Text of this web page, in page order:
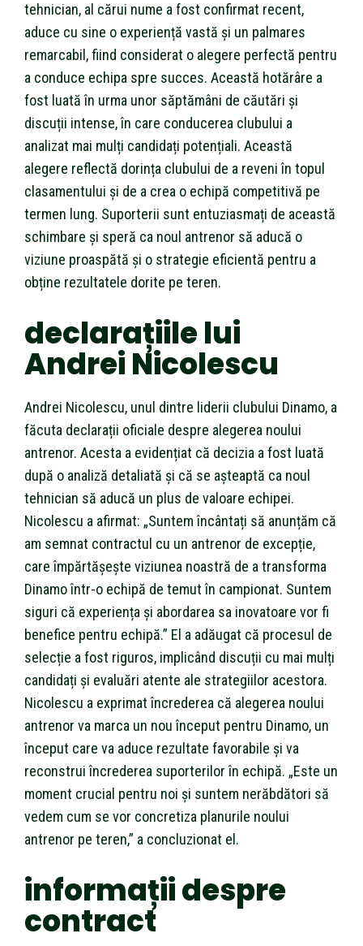
tehnician, al cărui nume a fost confirmat recent,
aduce cu sine o experiență vastă și un palmares
remarcabil, fiind considerat o alegere perfectă pentru
a conduce echipa spre succes. Această hotărâre a
fost luată în urma unor săptămâni de căutări și
discuții intense, în care conducerea clubului a
analizat mai mulți candidați potențiali. Această
alegere reflectă dorința clubului de a reveni în topul
clasamentului și de a crea o echipă competitivă pe
termen lung. Suporterii sunt entuziasmați de această
schimbare și speră ca noul antrenor să aducă o
viziune proaspătă și o strategie eficientă pentru a
obține rezultatele dorite pe teren.
declarațiile lui
Andrei Nicolescu
Andrei Nicolescu, unul dintre liderii clubului Dinamo, a
făcuta declarații oficiale despre alegerea noului
antrenor. Acesta a evidențiat că decizia a fost luată
după o analiză detaliată și că se așteaptă ca noul
tehnician să aducă un plus de valoare echipei.
Nicolescu a afirmat: „Suntem încântați să anunțăm că
am semnat contractul cu un antrenor de excepție,
care împărtășește viziunea noastră de a transforma
Dinamo într-o echipă de temut în campionat. Suntem
siguri că experiența și abordarea sa inovatoare vor fi
benefice pentru echipă.” El a adăugat că procesul de
selecție a fost riguros, implicând discuții cu mai mulți
candidați și evaluări atente ale strategiilor acestora.
Nicolescu a exprimat încrederea că alegerea noului
antrenor va marca un nou început pentru Dinamo, un
început care va aduce rezultate favorabile și va
reconstrui încrederea suporterilor în echipă. „Este un
moment crucial pentru noi și suntem nerăbdători să
vedem cum se vor concretiza planurile noului
antrenor pe teren,” a concluzionat el.
informații despre
contract